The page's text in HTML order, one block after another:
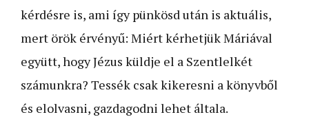
kérdésre is, ami így pünkösd után is aktuális,
mert örök érvényű: Miért kérhetjük Máriával
együtt, hogy Jézus küldje el a Szentlelkét
számunkra? Tessék csak kikeresni a könyvből
és elolvasni, gazdagodni lehet általa.